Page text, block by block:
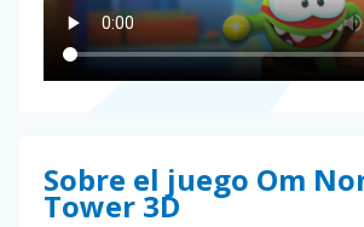
Sobre el juego Om
Tower 3D